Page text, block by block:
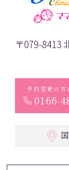
〒079-8413
予約変更の方
0166-